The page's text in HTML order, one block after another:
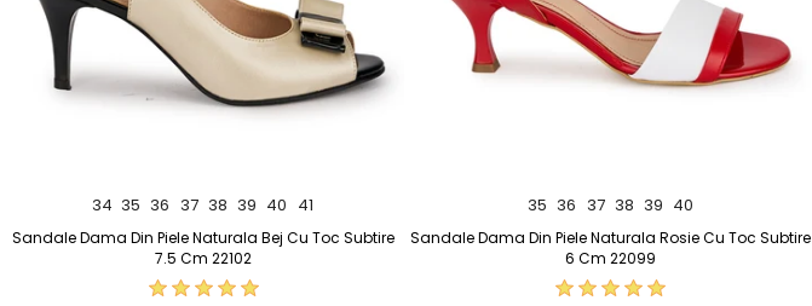
34 35 36 37 38 39 40 41
Sandale Dama Din Piele Naturala Bej Cu Toc Subtire
7.5 Cm 22102
35 36 37 38 39 40
Sandale Dama Din Piele Naturala Rosie Cu Toc Subtire
6 Cm 22099